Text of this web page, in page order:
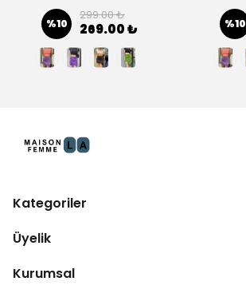
%10
299.00 ₺
269.00 ₺ %10
Kategoriler
Üyelik
Kurumsal